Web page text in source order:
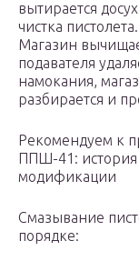
вытирается
чистка
Магазин
подавателя
намокания,
разбирается и
Рекомендуем к
ППШ-41: история
модификации
Смазывание
порядке: